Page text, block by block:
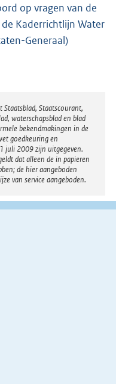
op vragen van de
Kaderrichtlijn Water
Generaal)
Staatscourant,
waterschapsblad en blad
bekendmakingen in de
goedkeuring en
juli 2009 zijn uitgegeven.
dat alleen de in papieren
de hier aangeboden
van service aangeboden.